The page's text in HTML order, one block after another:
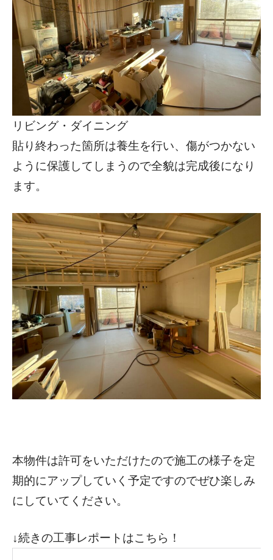
リビング・ダイニング
貼り終わった箇所は養生を行い、傷がつかない
ように保護してしまうので全貌は完成後になり
ます。
本物件は許可をいただけたので施工の様子を定
期的にアップしていく予定ですのでぜひ楽しみ
にしていてください。
↓続きの工事レポートはこちら！